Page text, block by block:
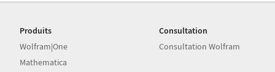
Produits
Wolfram|One
Mathematica
Consultation
Consultation Wolfram